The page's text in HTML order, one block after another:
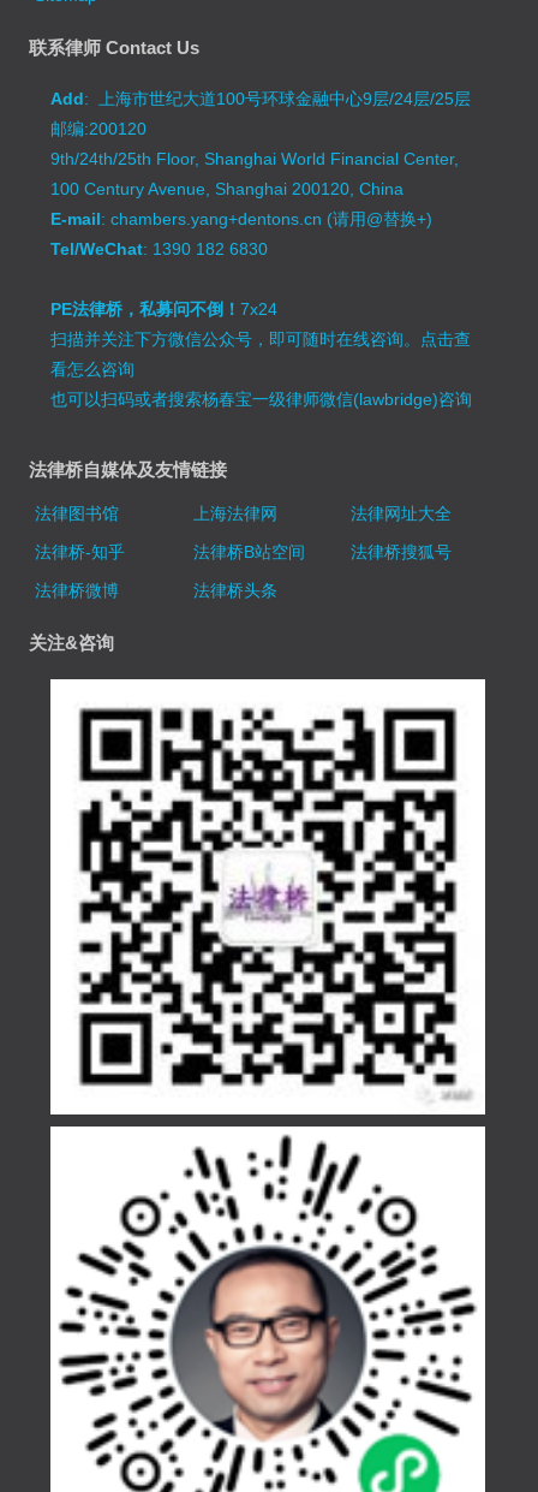
联系律师 Contact Us
Add: 上海市世纪大道100号环球金融中心9层/24层/25层
邮编:200120
9th/24th/25th Floor, Shanghai World Financial Center,
100 Century Avenue, Shanghai 200120, China
E-mail: chambers.yang+dentons.cn (请用@替换+)
Tel/WeChat: 1390 182 6830
PE法律桥，私募问不倒！7x24
扫描并关注下方微信公众号，即可随时在线咨询。 点击查
看怎么咨询
也可以扫码或者搜索杨春宝一级律师微信(lawbridge)咨询
法律桥自媒体及友情链接
法律图书馆 上海法律网
法律网址大全
法律桥-知乎
法律桥B站空间
法律桥搜狐号
法律桥微博
法律桥头条
关注&咨询